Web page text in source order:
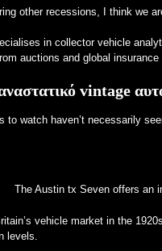
other recessions, I think we
in collector vehicle
auctions and global insurance
vintage
to watch haven’t necessarily
The Austin tx Seven offers an
vehicle market in the
levels.